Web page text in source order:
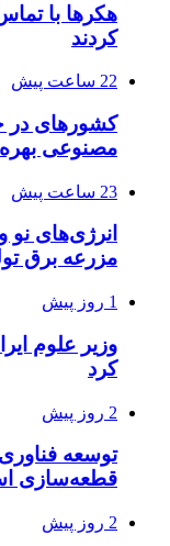
هکرها با
کردند
22 ساعت پیش
کشورهای در
مصنوعی
23 ساعت پیش
انرژی‌های
مزرعه‌ برق
1 روز پیش
وزیر علوم
کرد
2 روز پیش
توسعه
قطعه‌سازی
2 روز پیش